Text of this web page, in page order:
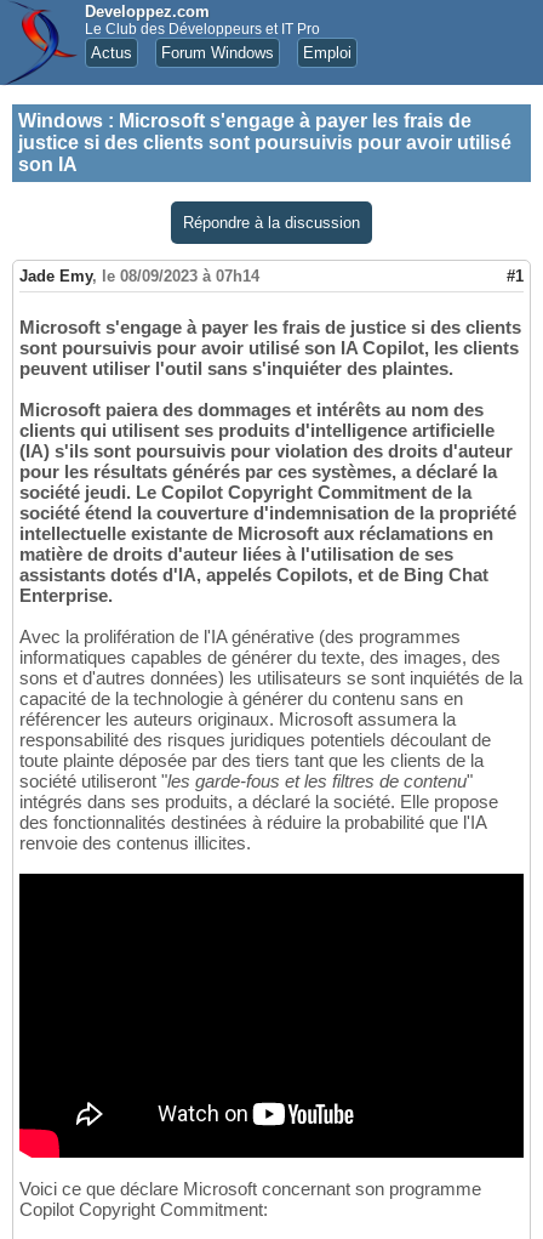
Developpez.com
Le Club des Développeurs et IT Pro
Actus Forum Windows Emploi
Windows : Microsoft s'engage à payer les frais de
justice si des clients sont poursuivis pour avoir utilisé
son IA
Répondre à la discussion
Jade Emy, le 08/09/2023 à 07h14 #1
Microsoft s'engage à payer les frais de justice si des clients
sont poursuivis pour avoir utilisé son IA Copilot, les clients
peuvent utiliser l'outil sans s'inquiéter des plaintes.
Microsoft paiera des dommages et intérêts au nom des
clients qui utilisent ses produits d'intelligence artificielle
(IA) s'ils sont poursuivis pour violation des droits d'auteur
pour les résultats générés par ces systèmes, a déclaré la
société jeudi. Le Copilot Copyright Commitment de la
société étend la couverture d'indemnisation de la propriété
intellectuelle existante de Microsoft aux réclamations en
matière de droits d'auteur liées à l'utilisation de ses
assistants dotés d'IA, appelés Copilots, et de Bing Chat
Enterprise.
Avec la prolifération de l'IA générative (des programmes
informatiques capables de générer du texte, des images, des
sons et d'autres données) les utilisateurs se sont inquiétés de la
capacité de la technologie à générer du contenu sans en
référencer les auteurs originaux. Microsoft assumera la
responsabilité des risques juridiques potentiels découlant de
toute plainte déposée par des tiers tant que les clients de la
société utiliseront "les garde-fous et les filtres de contenu"
intégrés dans ses produits, a déclaré la société. Elle propose
des fonctionnalités destinées à réduire la probabilité que l'IA
renvoie des contenus illicites.
Voici ce que déclare Microsoft concernant son programme
Copilot Copyright Commitment: